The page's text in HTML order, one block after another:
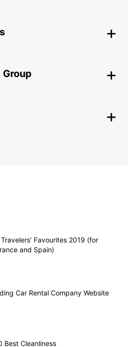
Favourites 2019 (for
and Spain)
Car Rental Company Website
Best Cleanliness